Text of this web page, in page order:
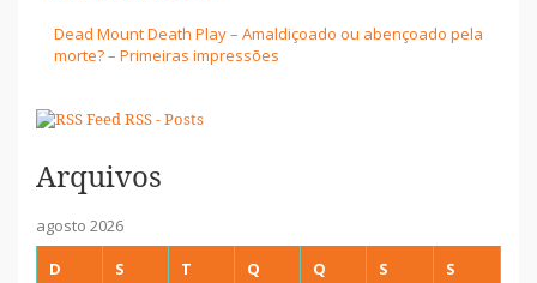
Dead Mount Death Play – Amaldiçoado ou abençoado pela
morte? – Primeiras impressões
RSS - Posts
Arquivos
agosto 2026
D
S T Q Q S S